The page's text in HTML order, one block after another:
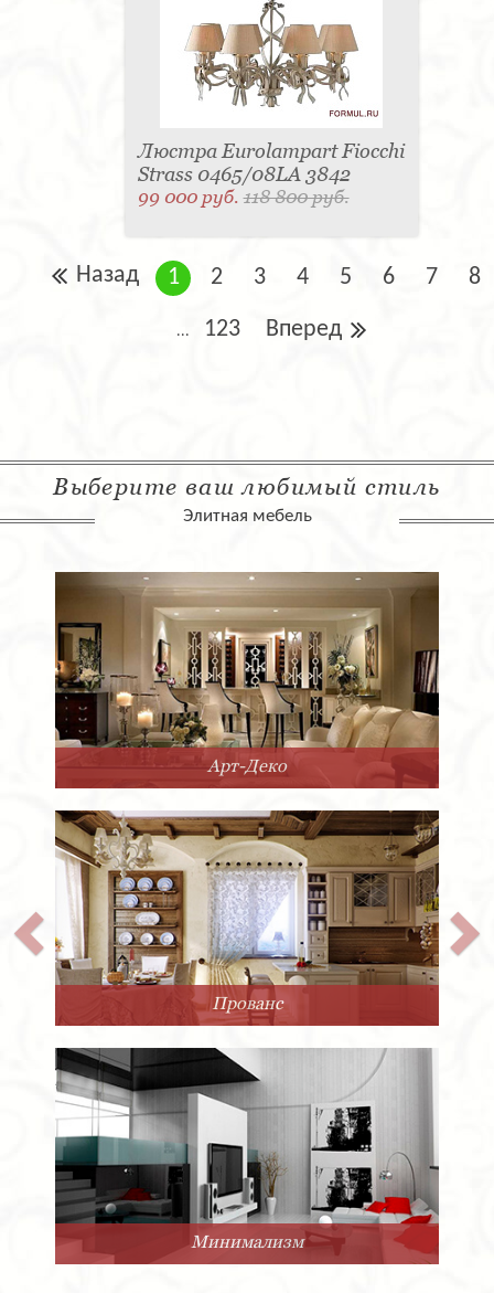
Люстра Eurolampart Fiocchi
Strass 0465/08LA 3842
99 000 руб.118 800 руб.
Назад 1 2 3 4 5 6 7 8
... 123 Вперед
Выберите ваш любимый стиль
Элитная мебель
Арт-Деко
Прованс
Минимализм